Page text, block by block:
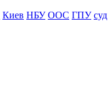
Киев НБУ ООС ГПУ суд